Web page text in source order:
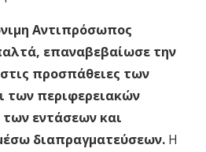
Αντιπρόσωπος
επαναβεβαίωσε την
προσπάθειες των
των περιφερειακών
εντάσεων και
διαπραγματεύσεων. Η